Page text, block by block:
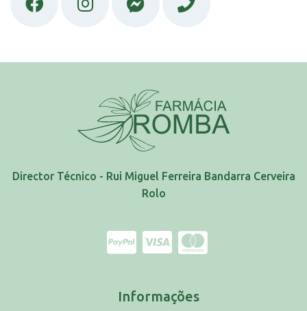
Director Técnico - Rui Miguel Ferreira Bandarra Cerveira
Rolo
Informações